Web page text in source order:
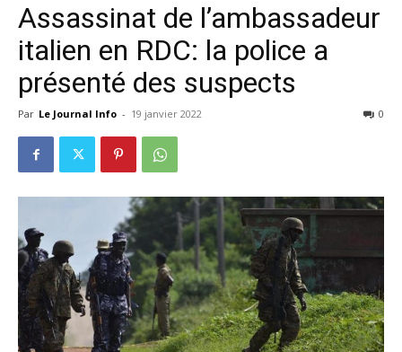
Assassinat de l’ambassadeur
italien en RDC: la police a
présenté des suspects
Par Le Journal Info - 19 janvier 2022 0